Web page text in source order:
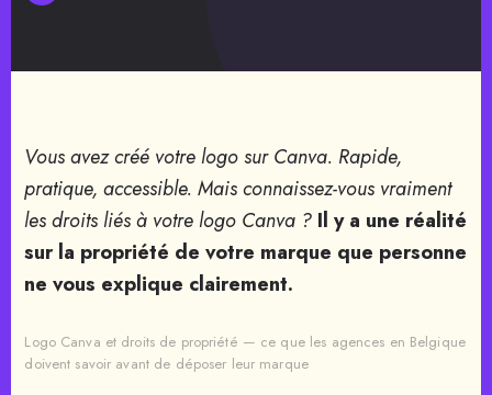
Vous avez créé votre logo sur Canva. Rapide,
pratique, accessible. Mais connaissez-vous vraiment
les droits liés à votre logo Canva ? Il y a une réalité
sur la propriété de votre marque que personne
ne vous explique clairement.
Logo Canva et droits de propriété — ce que les agences en Belgique
doivent savoir avant de déposer leur marque